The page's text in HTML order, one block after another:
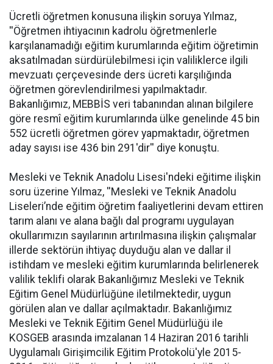
Ücretli öğretmen konusuna ilişkin soruya Yılmaz,
''Öğretmen ihtiyacının kadrolu öğretmenlerle
karşılanamadığı eğitim kurumlarında eğitim öğretimin
aksatılmadan sürdürülebilmesi için valiliklerce ilgili
mevzuatı çerçevesinde ders ücreti karşılığında
öğretmen görevlendirilmesi yapılmaktadır.
Bakanlığımız, MEBBİS veri tabanından alınan bilgilere
göre resmî eğitim kurumlarında ülke genelinde 45 bin
552 ücretli öğretmen görev yapmaktadır, öğretmen
aday sayısı ise 436 bin 291'dir'' diye konuştu.
Mesleki ve Teknik Anadolu Lisesi'ndeki eğitime ilişkin
soru üzerine Yılmaz, ''Mesleki ve Teknik Anadolu
Liseleri’nde eğitim öğretim faaliyetlerini devam ettiren
tarım alanı ve alana bağlı dal programı uygulayan
okullarımızın sayılarının artırılmasına ilişkin çalışmalar
illerde sektörün ihtiyaç duyduğu alan ve dallar il
istihdam ve mesleki eğitim kurumlarında belirlenerek
valilik teklifi olarak Bakanlığımız Mesleki ve Teknik
Eğitim Genel Müdürlüğüne iletilmektedir, uygun
görülen alan ve dallar açılmaktadır. Bakanlığımız
Mesleki ve Teknik Eğitim Genel Müdürlüğü ile
KOSGEB arasında imzalanan 14 Haziran 2016 tarihli
Uygulamalı Girişimcilik Eğitim Protokolü'yle 2015-